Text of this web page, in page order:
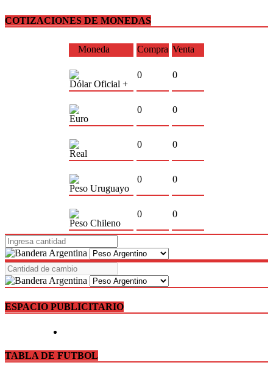
COTIZACIONES DE MONEDAS
Moneda Compra Venta
Dólar Oficial +
0 0
Euro
0 0
Real
0 0
Peso Uruguayo
0 0
Peso Chileno
0 0
ESPACIO PUBLICITARIO
TABLA DE FUTBOL